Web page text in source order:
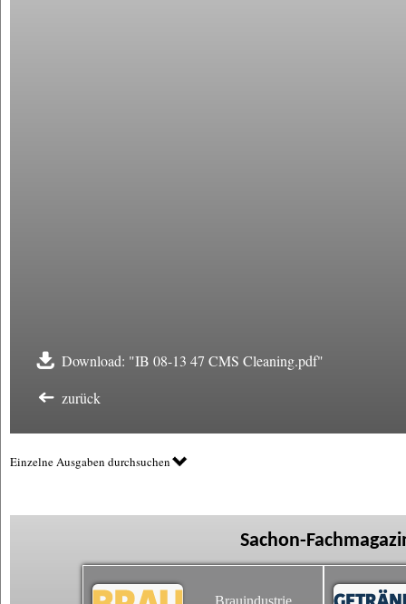
Download: "IB 08-13 47 CMS Cleaning.pdf"
zurück
Einzelne Ausgaben durchsuchen
Sachon-
Brauindustrie